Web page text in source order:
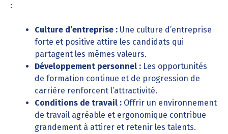
:
Culture d’entreprise : Une culture d’entreprise
forte et positive attire les candidats qui
partagent les mêmes valeurs.
Développement personnel : Les opportunités
de formation continue et de progression de
carrière renforcent l’attractivité.
Conditions de travail : Offrir un environnement
de travail agréable et ergonomique contribue
grandement à attirer et retenir les talents.